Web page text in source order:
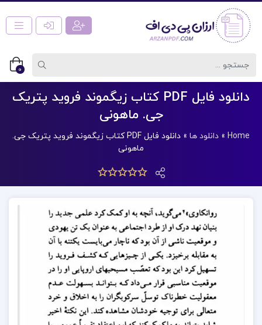
0
دانلود فایل PDF کتاب زیگموند فروید پتریک
جی. ماهونی
Home
» دانلود ها »
دانلود فایل PDF کتاب زیگموند فروید پتریک جی.
ماهونی